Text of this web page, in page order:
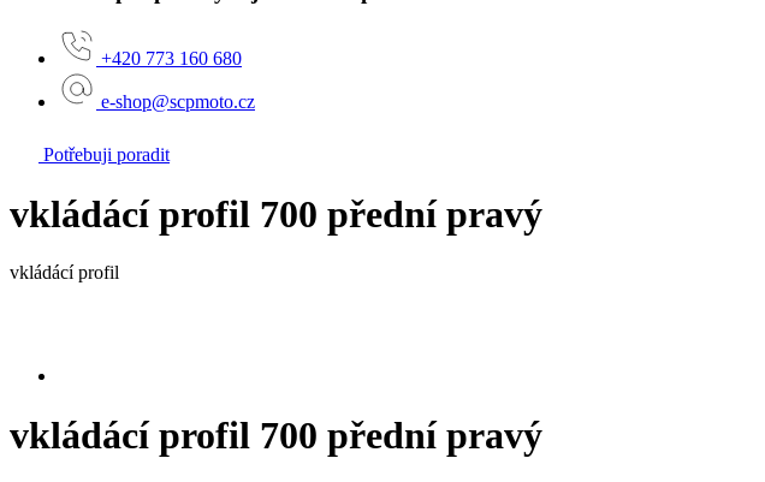
+420 773 160 680
e-shop@scpmoto.cz
Potřebuji poradit
vkládácí profil 700 přední pravý
vkládácí profil
vkládácí profil 700 přední pravý